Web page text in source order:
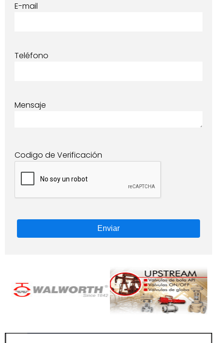
E-mail
Teléfono
Mensaje
Codigo de Verificación
Enviar